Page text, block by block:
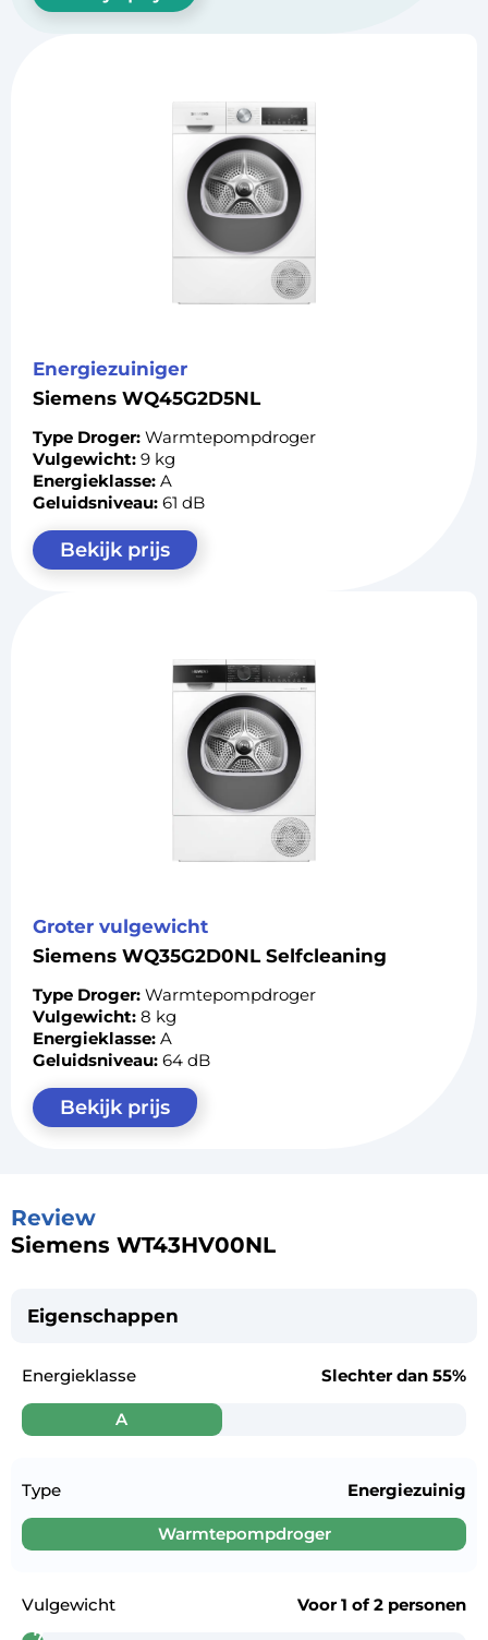
Energiezuiniger
Siemens WQ45G2D5NL
Type Droger: Warmtepompdroger
Vulgewicht: 9 kg
Energieklasse: A
Geluidsniveau: 61 dB
Bekijk prijs
Groter vulgewicht
Siemens WQ35G2D0NL Selfcleaning
Type Droger: Warmtepompdroger
Vulgewicht: 8 kg
Energieklasse: A
Geluidsniveau: 64 dB
Bekijk prijs
Review
Siemens WT43HV00NL
Eigenschappen
Energieklasse
A
Slechter dan 55%
Type
Warmtepompdroger
Energiezuinig
Vulgewicht
Voor1 of 2 personen